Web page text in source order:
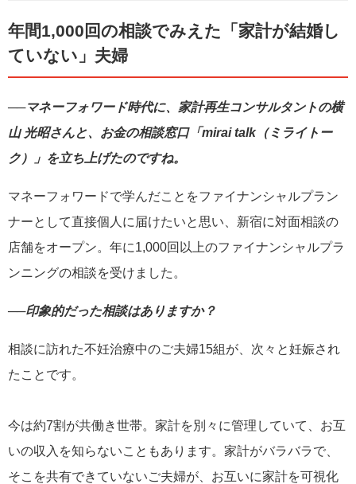
年間1,000回の相談でみえた「家計が結婚し
ていない」夫婦
──マネーフォワード時代に、家計再生コンサルタントの横
山 光昭さんと、お金の相談窓口「mirai talk（ミライトー
ク）」を立ち上げたのですね。
マネーフォワードで学んだことをファイナンシャルプラン
ナーとして直接個人に届けたいと思い、新宿に対面相談の
店舗をオープン。年に1,000回以上のファイナンシャルプラ
ンニングの相談を受けました。
──印象的だった相談はありますか？
相談に訪れた不妊治療中のご夫婦15組が、次々と妊娠され
たことです。
今は約7割が共働き世帯。家計を別々に管理していて、お互
いの収入を知らないこともあります。家計がバラバラで、
そこを共有できていないご夫婦が、お互いに家計を可視化